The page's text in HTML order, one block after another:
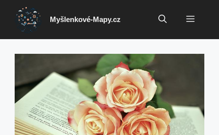
Přeskočit
obsah
Myšlenkové-Mapy.cz Menu